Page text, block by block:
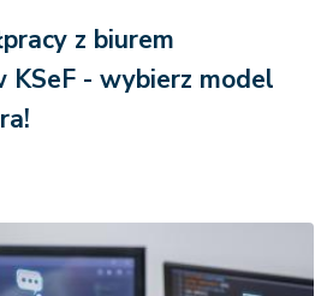
z biurem
KSeF - wybierz model